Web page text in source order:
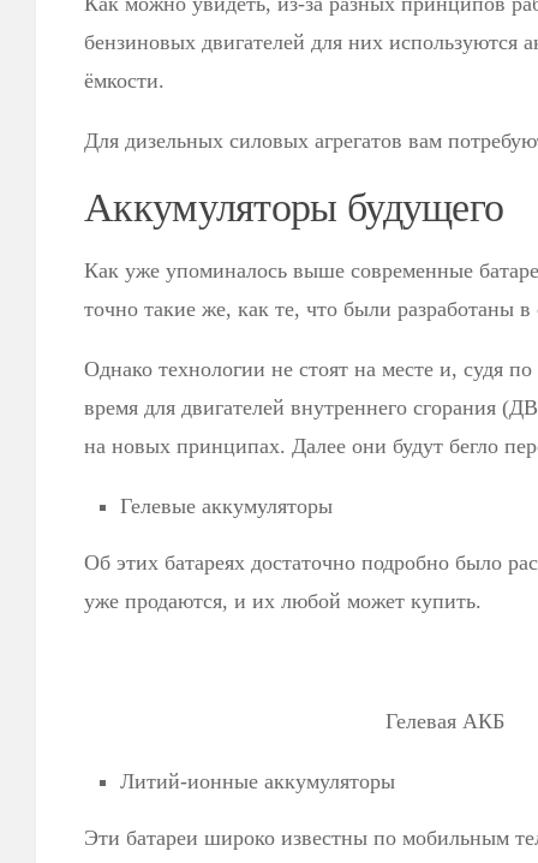
бензиновых двигателей для них используются
ёмкости.
Для дизельных силовых агрегатов вам
Аккумуляторы будущего
Как уже упоминалось выше современные
точно такие же, как те, что были разработаны в
Однако технологии не стоят на месте и, судя
время для двигателей внутреннего сгорания
на новых принципах. Далее они будут бегло
Гелевые аккумуляторы
Об этих батареях достаточно подробно было
уже продаются, и их любой может купить.
Гелевая АКБ
Литий-ионные аккумуляторы
Эти батареи широко известны по мобильным